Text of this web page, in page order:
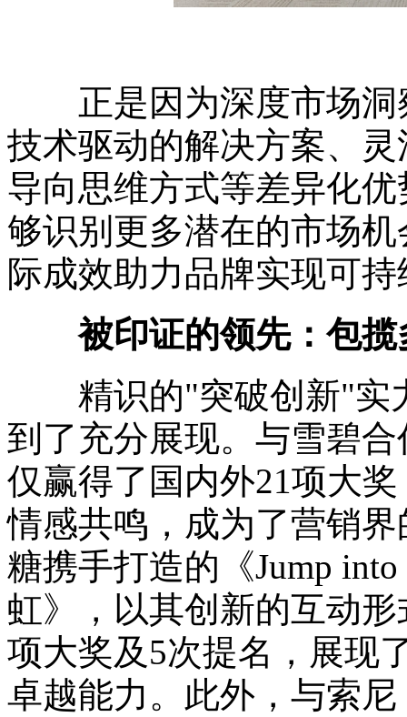
正是因为深度市场洞
技术驱动的解决方案、
导向思维方式等差异化优
够识别更多潜在的市场
际成效助力品牌实现可
被印证的领先：包
精识的"突破创新"实
到了充分展现。与雪碧
仅赢得了国内外21项大
情感共鸣，成为了营销
糖携手打造的《Jump
虹》，以其创新的互动
项大奖及5次提名，展现
卓越能力。此外，与索尼